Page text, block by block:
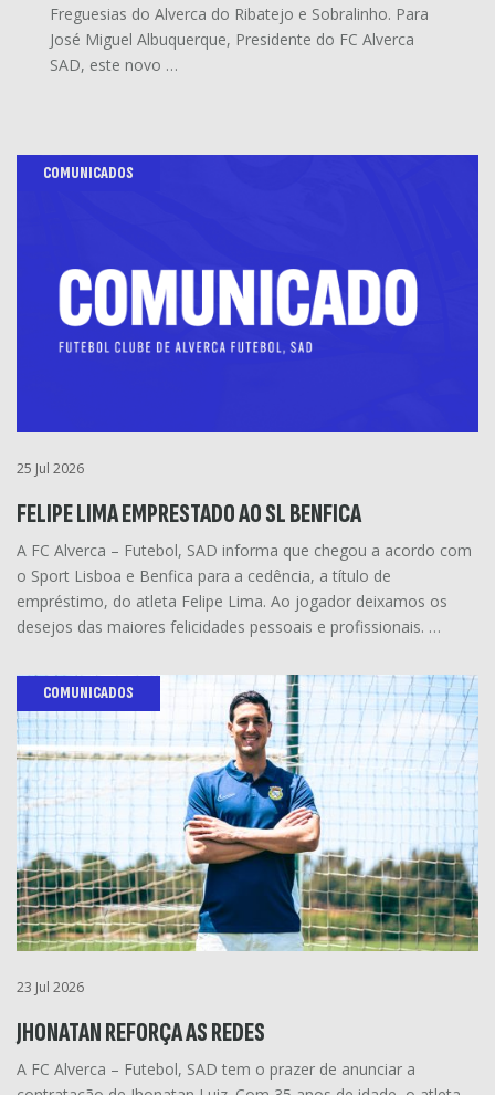
Freguesias do Alverca do Ribatejo e Sobralinho. Para
José Miguel Albuquerque, Presidente do FC Alverca
SAD, este novo …
COMUNICADOS
25 Jul 2026
FELIPE LIMA EMPRESTADO AO SL BENFICA
A FC Alverca – Futebol, SAD informa que chegou a acordo com
o Sport Lisboa e Benfica para a cedência, a título de
empréstimo, do atleta Felipe Lima. Ao jogador deixamos os
desejos das maiores felicidades pessoais e profissionais. …
COMUNICADOS
23 Jul 2026
JHONATAN REFORÇA AS REDES
A FC Alverca – Futebol, SAD tem o prazer de anunciar a